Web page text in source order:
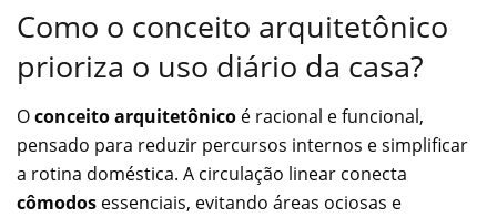
Como o conceito arquitetônico
prioriza o uso diário da casa?
Oconceito arquitetônico é racional e funcional,
pensado para reduzir percursos internos e simplificar
a rotina doméstica. A circulação linear conecta
cômodos essenciais, evitando áreas ociosas e